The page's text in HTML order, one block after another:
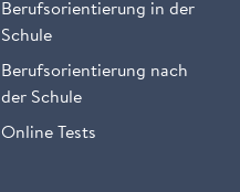
Berufsorientierung in der
Schule
Berufsorientierung nach
der Schule
Online Tests